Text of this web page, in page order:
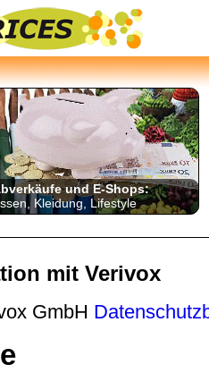
und E-Shops:
Kleidung, Lifestyle
mit Verivox
GmbH